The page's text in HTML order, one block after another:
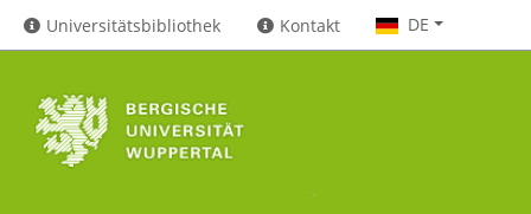
Universitätsbibliothek Kontakt DE